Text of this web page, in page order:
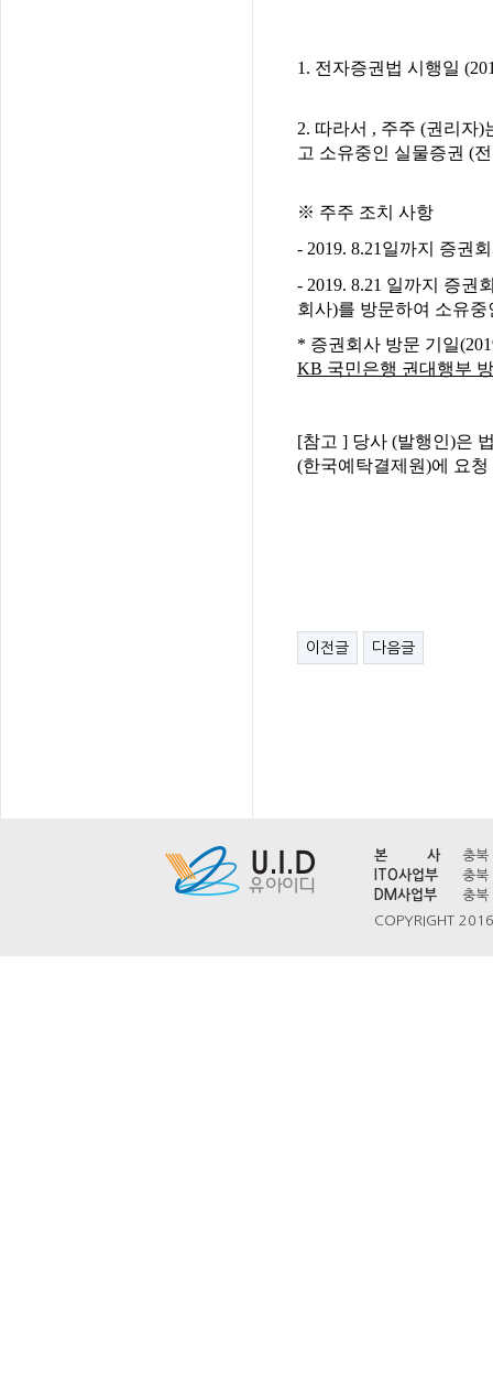
1. 전자증권법 시행일
2. 따라서 , 주주 (권리자
고 소유중인 실물증권 (
※ 주주 조치 사항
​- 2019. 8.21일까지 증권
​- 2019. 8.21 일까지 증권
회사)를 방문하여 소유
​* 증권회사 방문 기일
KB 국민은행 권대행부
[참고 ] 당사 (발행인)은
(한국예탁결제원)에 요
이전글 다음글
본 사
충
ITO사업부
충
DM사업부
충
COPYRIGHT